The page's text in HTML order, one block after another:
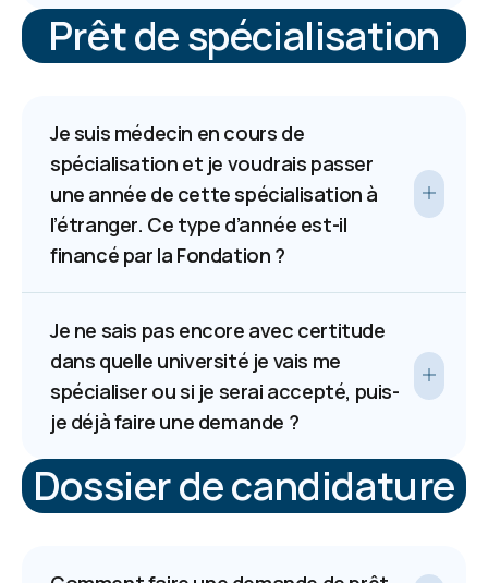
Prêt de spécialisation
Je suis médecin en cours de
spécialisation et je voudrais passer
une année de cette spécialisation à
l’étranger. Ce type d’année est-il
financé par la Fondation ?
Je ne sais pas encore avec certitude
dans quelle université je vais me
spécialiser ou si je serai accepté, puis-
je déjà faire une demande ?
Dossier de candidature